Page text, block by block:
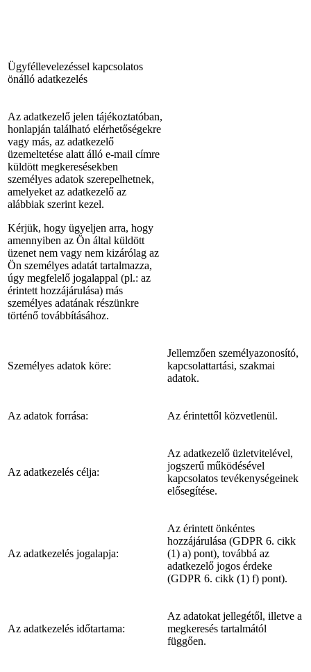
Ügyféllevelezéssel kapcsolatos
önálló adatkezelés
Az adatkezelő jelen tájékoztatóban,
honlapján található elérhetőségekre
vagy más, az adatkezelő
üzemeltetése alatt álló e-mail címre
küldött megkeresésekben
személyes adatok szerepelhetnek,
amelyeket az adatkezelő az
alábbiak szerint kezel.
Kérjük, hogy ügyeljen arra, hogy
amennyiben az Ön által küldött
üzenet nem vagy nem kizárólag az
Ön személyes adatát tartalmazza,
úgy megfelelő jogalappal (pl.: az
érintett hozzájárulása) más
személyes adatának részünkre
történő továbbításához.
Személyes adatok köre:
Jellemzően személyazonosító,
kapcsolattartási, szakmai
adatok.
Az adatok forrása: Az érintettől közvetlenül.
Az adatkezelés célja:
Az adatkezelő üzletvitelével,
jogszerű működésével
kapcsolatos tevékenységeinek
elősegítése.
Az adatkezelés jogalapja:
Az érintett önkéntes
hozzájárulása (GDPR 6. cikk
(1) a) pont), továbbá az
adatkezelő jogos érdeke
(GDPR 6. cikk (1) f) pont).
Az adatkezelés időtartama:
Az adatokat jellegétől, illetve a
megkeresés tartalmától
függően.